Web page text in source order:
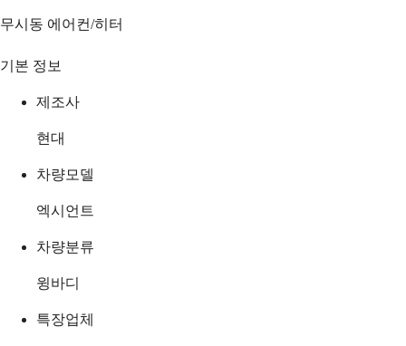
무시동 에어컨/히터
기본 정보
제조사
현대
차량모델
엑시언트
차량분류
윙바디
특장업체